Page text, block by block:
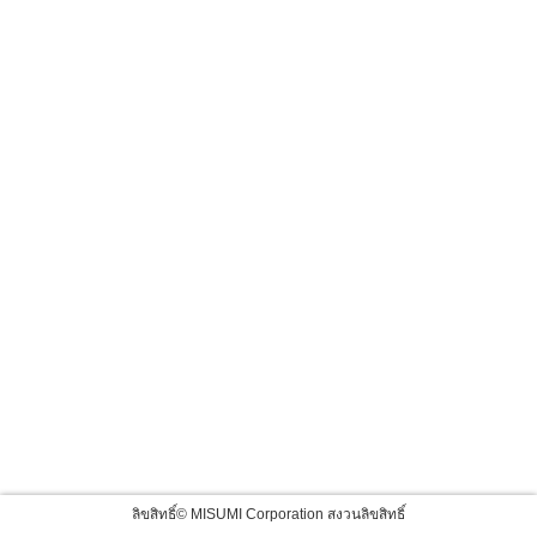
ลิขสิทธิ์© MISUMI Corporation สงวนลิขสิทธิ์